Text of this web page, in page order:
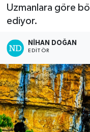
Uzmanlara göre
ediyor.
NIHAN DOĞAN
EDITÖR